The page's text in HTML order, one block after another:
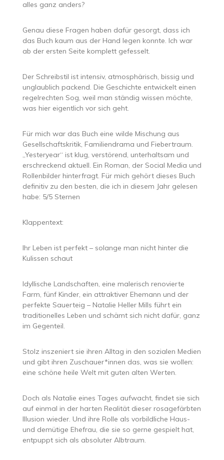
alles ganz anders?
Genau diese Fragen haben dafür gesorgt, dass ich
das Buch kaum aus der Hand legen konnte. Ich war
ab der ersten Seite komplett gefesselt.
Der Schreibstil ist intensiv, atmosphärisch, bissig und
unglaublich packend. Die Geschichte entwickelt einen
regelrechten Sog, weil man ständig wissen möchte,
was hier eigentlich vor sich geht.
Für mich war das Buch eine wilde Mischung aus
Gesellschaftskritik, Familiendrama und Fiebertraum.
„Yesteryear“ ist klug, verstörend, unterhaltsam und
erschreckend aktuell. Ein Roman, der Social Media und
Rollenbilder hinterfragt. Für mich gehört dieses Buch
definitiv zu den besten, die ich in diesem Jahr gelesen
habe: 5/5 Sternen
Klappentext:
Ihr Leben ist perfekt – solange man nicht hinter die
Kulissen schaut
Idyllische Landschaften, eine malerisch renovierte
Farm, fünf Kinder, ein attraktiver Ehemann und der
perfekte Sauerteig – Natalie Heller Mills führt ein
traditionelles Leben und schämt sich nicht dafür, ganz
im Gegenteil.
Stolz inszeniert sie ihren Alltag in den sozialen Medien
und gibt ihren Zuschauer*innen das, was sie wollen:
eine schöne heile Welt mit guten alten Werten.
Doch als Natalie eines Tages aufwacht, findet sie sich
auf einmal in der harten Realität dieser rosagefärbten
Illusion wieder. Und ihre Rolle als vorbildliche Haus-
und demütige Ehefrau, die sie so gerne gespielt hat,
entpuppt sich als absoluter Albtraum.